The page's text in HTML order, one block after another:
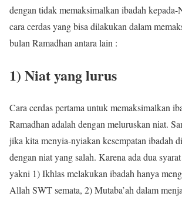
dengan tidak memaksimalkan ibadah
cara cerdas yang bisa dilakukan dalam
bulan Ramadhan antara lain :
1) Niat yang lurus
Cara cerdas pertama untuk memaksimalkan
Ramadhan adalah dengan meluruskan niat.
jika kita menyia-nyiakan kesempatan ibadah
dengan niat yang salah. Karena ada dua
yakni 1) Ikhlas melakukan ibadah hanya
Allah SWT semata, 2) Mutaba’ah dalam